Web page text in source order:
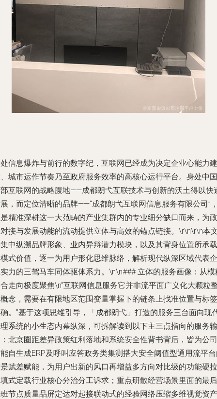
信息爆炸与前行的数字纪，互联网已经成为决定企业心能力建
城市运作节奏乃至政府服务效率的高核心运行平台。身处中国
互联网的战略腹地——成都朗弋互联技术与创新的沃土得以快
，而定位清晰的品牌——“成都朗弋互联网信息服务有限公司”
精准深耕这一大范畴的产业集群内的专业细分缺口而来，为政
接与发展动能的流动提供立体与高效的锚点链接。\r\n\r\n本
中纵溯品牌形象、业内异辩潜力模块，以及其背身位置所承载
式价值，逐一为用户形化思维脉络，解析现代纵深区域代表企
力的三驾马车同体驱体系力。\n\n### 立体的服务画像：从模
走向极度聚焦\n“互联网信息服务它并非流平面广义化大颗粒
念，需要在有限地区范围变量掌握下的链条上找准位置与标签
。”基于这项思维引导，「成都朗弋」打造的服务三台面向现
系统的小生态内幕纵深，可拆解读到以下主三点指向的服务输
北京圈距差异政策红利落地和系统安全性背书背后，皆为公司
自生成ERP及呼叫应答政务类集测搭大安全阈值型通用流平
赋差赋能，为用户出新的风口再增益多方向对比级的功能硬拉
式定载行业核心分治分工诉求；重点研散经营场景里面的最后
节点质量品屏定达对起接联动式的经验网络压缩多维视觉资产